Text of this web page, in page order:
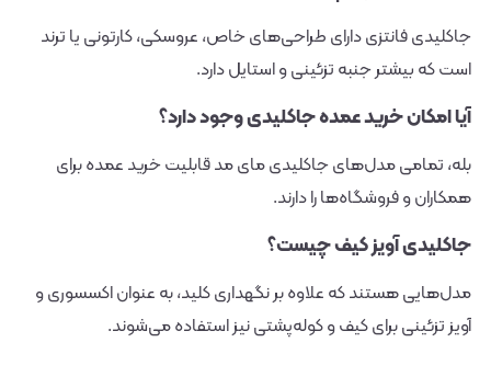
جاکلیدی فانتزی دارای طراحی‌های خاص، عروسکی، کارتونی یا ترند
است که بیشتر جنبه تزئینی و استایل دارد.
آیا امکان خرید عمده جاکلیدی وجود دارد؟
بله، تمامی مدل‌های جاکلیدی مای مد قابلیت خرید عمده برای
همکاران و فروشگاه‌ها را دارند.
جاکلیدی آویز کیف چیست؟
مدل‌هایی هستند که علاوه بر نگهداری کلید، به عنوان اکسسوری و
آویز تزئینی برای کیف و کوله‌پشتی نیز استفاده می‌شوند.